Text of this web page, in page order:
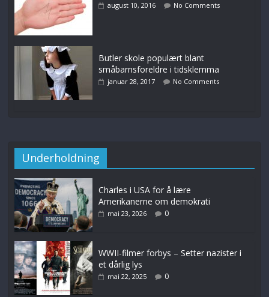
august 10, 2016 No Comments
Butler skole populært blant
småbarnsforeldre i tidsklemma
januar 28, 2017 No Comments
Underholdning
Charles i USA for å lære
Amerikanerne om demokrati
mai 23, 2026 0
WWII-filmer forbys – Setter nazister i
et dårlig lys
mai 22, 2025 0